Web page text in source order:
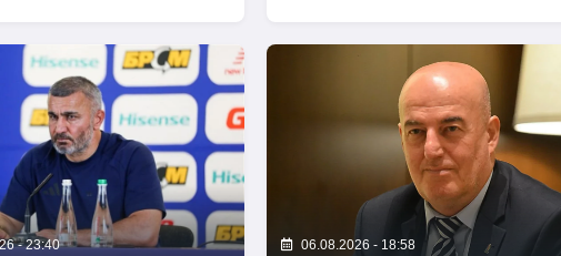
- 23:40 06.08.2026 - 18:58